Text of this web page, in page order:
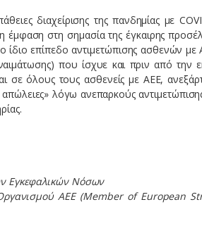
διαχείρισης της πανδημίας με
έμφαση στη σημασία της έγκαιρης
ίδιο επίπεδο αντιμετώπισης ασθενών
που ίσχυε και πριν από την
σε όλους τους ασθενείς με ΑΕΕ,
λόγω ανεπαρκούς
Εγκεφαλικών Νόσων
ΑΕΕ (Member of European